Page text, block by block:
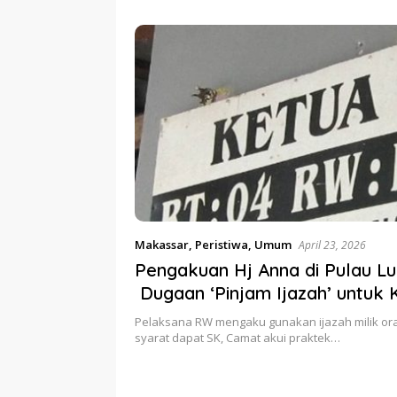
Makassar, Peristiwa, Umum April 23, 2026
Pengakuan Hj Anna di Pulau
Dugaan ‘Pinjam Ijazah’ untuk
Ketua RW, Nama Wali Kota
Disebut dalam Rekaman
Pelaksana RW mengaku gunakan ijazah milik
syarat dapat SK, Camat akui praktek…